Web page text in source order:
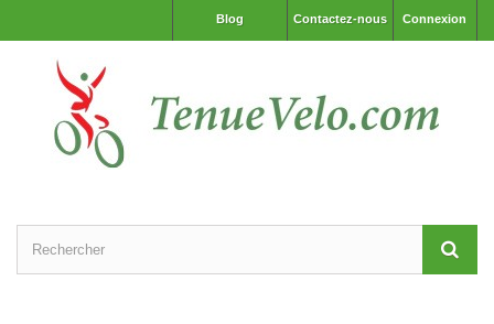
Connexion
Contactez-nous
Blog